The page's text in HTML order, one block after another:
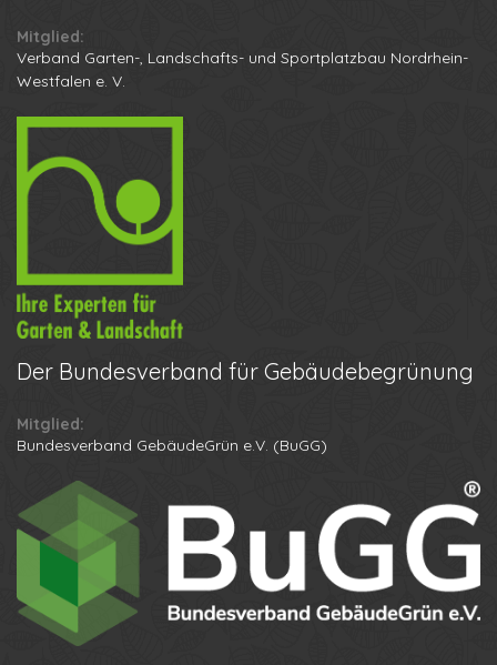
Mitglied:
Verband Garten-, Landschafts- und Sportplatzbau Nordrhein-
Westfalen e. V.
Der Bundesverband für Gebäudebegrünung
Mitglied:
Bundesverband GebäudeGrün e.V. (BuGG)
Datenschutzbestimmungen Anton